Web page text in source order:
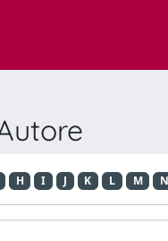
H I J K L M N